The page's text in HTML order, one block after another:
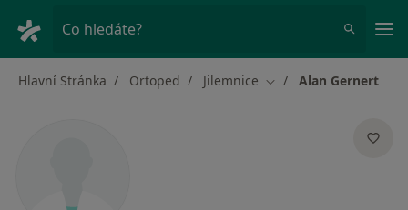
Co hledáte?
Hlavní Stránka Ortoped Jilemnice Změna města
Alan Gernert